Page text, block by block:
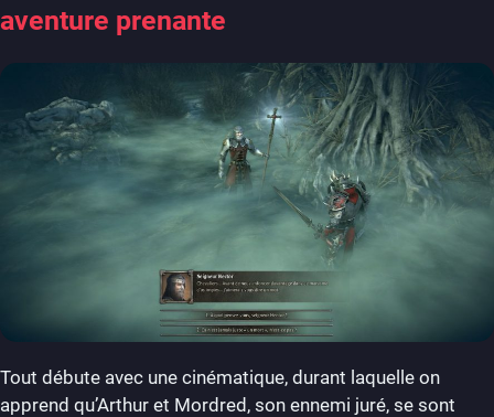
aventure prenante
Tout débute avec une cinématique, durant laquelle on
apprend qu’Arthur et Mordred, son ennemi juré, se sont